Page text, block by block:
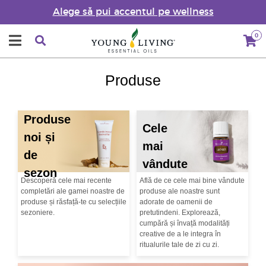
Alege să pui accentul pe wellness
0
Produse
Produse
noi și
de
sezon
Descoperă cele mai recente
completări ale gamei noastre de
produse și răsfață-te cu selecțiile
sezoniere.
Cele
mai
vândute
Află de ce cele mai bine vândute
produse ale noastre sunt
adorate de oamenii de
pretutindeni. Explorează,
cumpără și învață modalități
creative de a le integra în
ritualurile tale de zi cu zi.